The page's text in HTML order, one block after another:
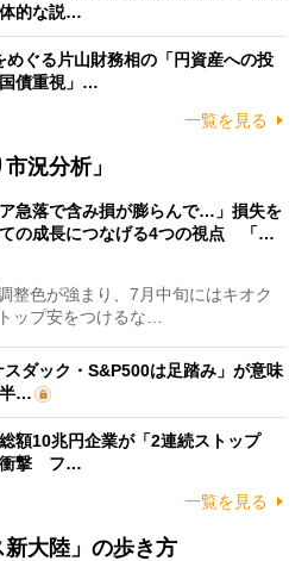
的な説…
めぐる片山財務相の「円資産への投
債重視」…
一覧を見る
況分析」
ア急落で含み損が膨らんで…」損失を
の成長につなげる4つの視点 「…
整色が強まり、7月中旬にはキオク
ップ安をつけるな…
スダック・S&P500は足踏み」が意味
…
額10兆円企業が「2連続ストップ
衝撃 フ…
一覧を見る
大陸」の歩き方